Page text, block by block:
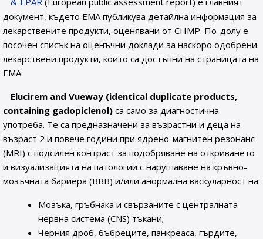
документ, където EMA публикува детайлна информация за
лекарствените продукти, оценявани от CHMP. По-долу е
посочен списък на оценъчни доклади за наскоро одобрени
лекарствени продукти, които са достъпни на страницата на
EMA:
Elucirem and Vueway (identical duplicate products,
containing gadopiclenol) са само за диагностична
употреба. Те са предназначени за възрастни и деца на
възраст 2 и повече години при ядрено-магнитен резонанс
(MRI) с подсилен контраст за подобряване на откриването
и визуализацията на патологии с нарушаване на кръвно-
мозъчната бариера (BBB) и/или анормална васкуларност на:
Мозъка, гръбнака и свързаните с централната
нервна система (CNS) тъкани;
Черния дроб, бъбреците, панкреаса, гърдите,